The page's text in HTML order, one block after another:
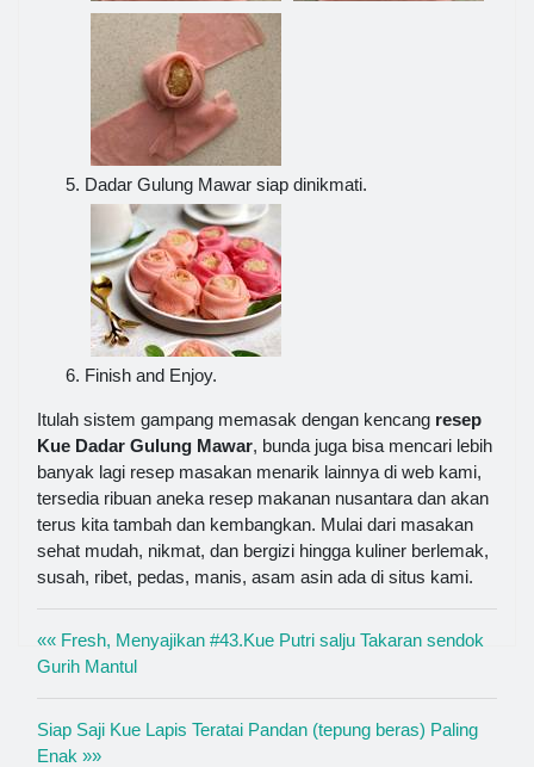
Dadar Gulung Mawar siap dinikmati.
Finish and Enjoy.
Itulah sistem gampang memasak dengan kencang resep
Kue Dadar Gulung Mawar, bunda juga bisa mencari lebih
banyak lagi resep masakan menarik lainnya di web kami,
tersedia ribuan aneka resep makanan nusantara dan akan
terus kita tambah dan kembangkan. Mulai dari masakan
sehat mudah, nikmat, dan bergizi hingga kuliner berlemak,
susah, ribet, pedas, manis, asam asin ada di situs kami.
«« Fresh, Menyajikan #43.Kue Putri salju Takaran sendok
Gurih Mantul
Siap Saji Kue Lapis Teratai Pandan (tepung beras) Paling
Enak »»